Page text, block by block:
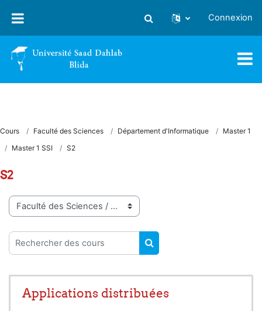
Activer/désactiver la saisie
Connexion
Cours Faculté des Sciences Département d'Informatique
Master 1
Master 1 SSI
S2
S2
Catégories de cours
Rechercher des cours
RECHERCHER DES
Applications distribuées